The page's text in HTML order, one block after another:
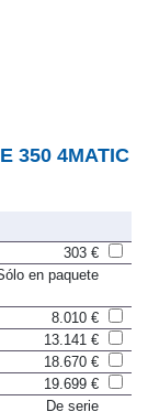
350 4MATIC
303 €
8.010 €
13.141 €
18.670 €
19.699 €